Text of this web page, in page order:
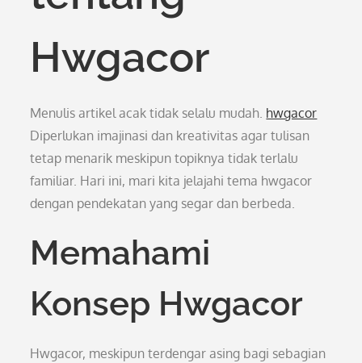
Hwgacor
Menulis artikel acak tidak selalu mudah. hwgacor
Diperlukan imajinasi dan kreativitas agar tulisan
tetap menarik meskipun topiknya tidak terlalu
familiar. Hari ini, mari kita jelajahi tema hwgacor
dengan pendekatan yang segar dan berbeda.
Memahami
Konsep Hwgacor
Hwgacor, meskipun terdengar asing bagi sebagian